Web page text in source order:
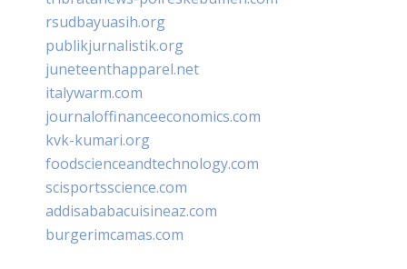
rsudbayuasih.org
publikjurnalistik.org
juneteenthapparel.net
italywarm.com
journaloffinanceeconomics.com
kvk-kumari.org
foodscienceandtechnology.com
scisportsscience.com
addisababacuisineaz.com
burgerimcamas.com